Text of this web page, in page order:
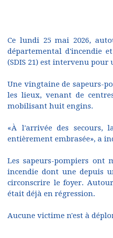
Ce lundi 25 mai 2026,
départemental d'incendie
(SDIS 21) est intervenu
Une vingtaine de sapeurs-
les lieux, venant de
mobilisant huit engins.
«À l'arrivée des
entièrement embrasée», a
Les sapeurs-pompiers ont
incendie dont une depuis
circonscrire le foyer.
était déjà en régression.
Aucune victime n'est à